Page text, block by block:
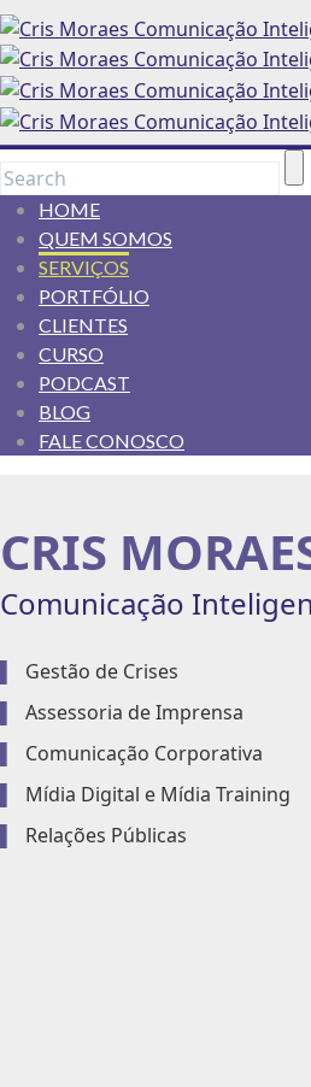
HOME
QUEM SOMOS
SERVIÇOS
PORTFÓLIO
CLIENTES
CURSO
PODCAST
BLOG
FALE CONOSCO
CRIS
Comunicação
Gestão de Crises
Assessoria de Imprensa
Comunicação Corporativa
Mídia Digital e Mídia Training
Relações Públicas